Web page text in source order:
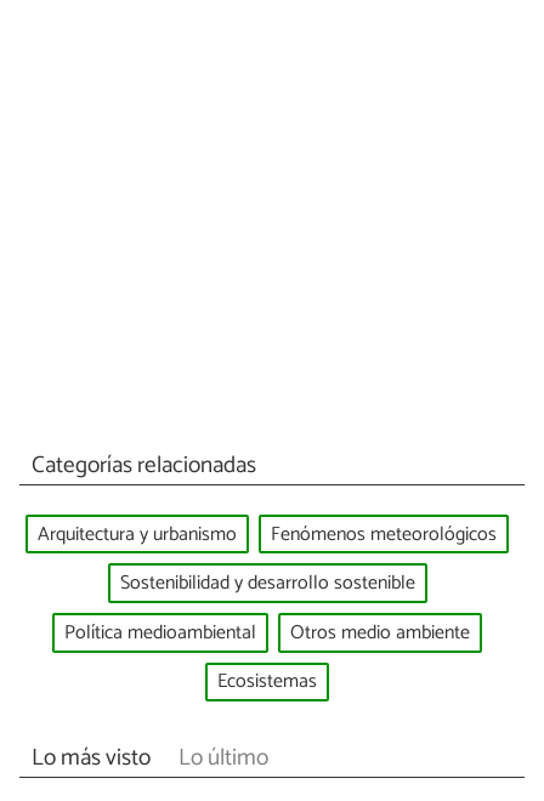
Categorías relacionadas
Arquitectura y urbanismo
Fenómenos meteorológicos
Sostenibilidad y desarrollo sostenible
Política medioambiental
Otros medio ambiente
Ecosistemas
Lo más visto Lo último